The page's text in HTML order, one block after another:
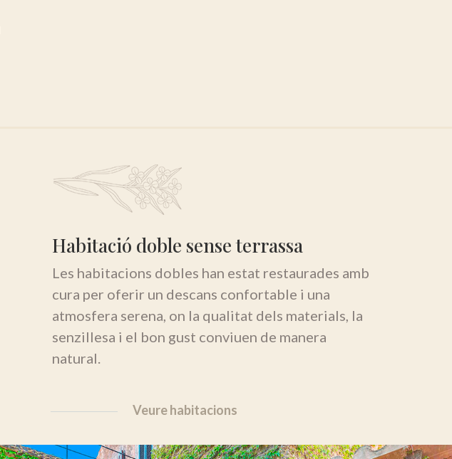
Habitació doble sense terrassa
Les habitacions dobles han estat restaurades amb
cura per oferir un descans confortable i una
atmosfera serena, on la qualitat dels materials, la
senzillesa i el bon gust conviuen de manera
natural.
Veure habitacions